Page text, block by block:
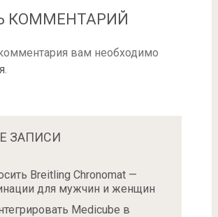
КОММЕНТАРИЙ
вам необходимо
.
ЗАПИСИ
Breitling Chronomat —
для мужчин и женщин
Medicube в